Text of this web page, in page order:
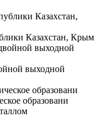
Казахстан, Крым
выходной
образовани